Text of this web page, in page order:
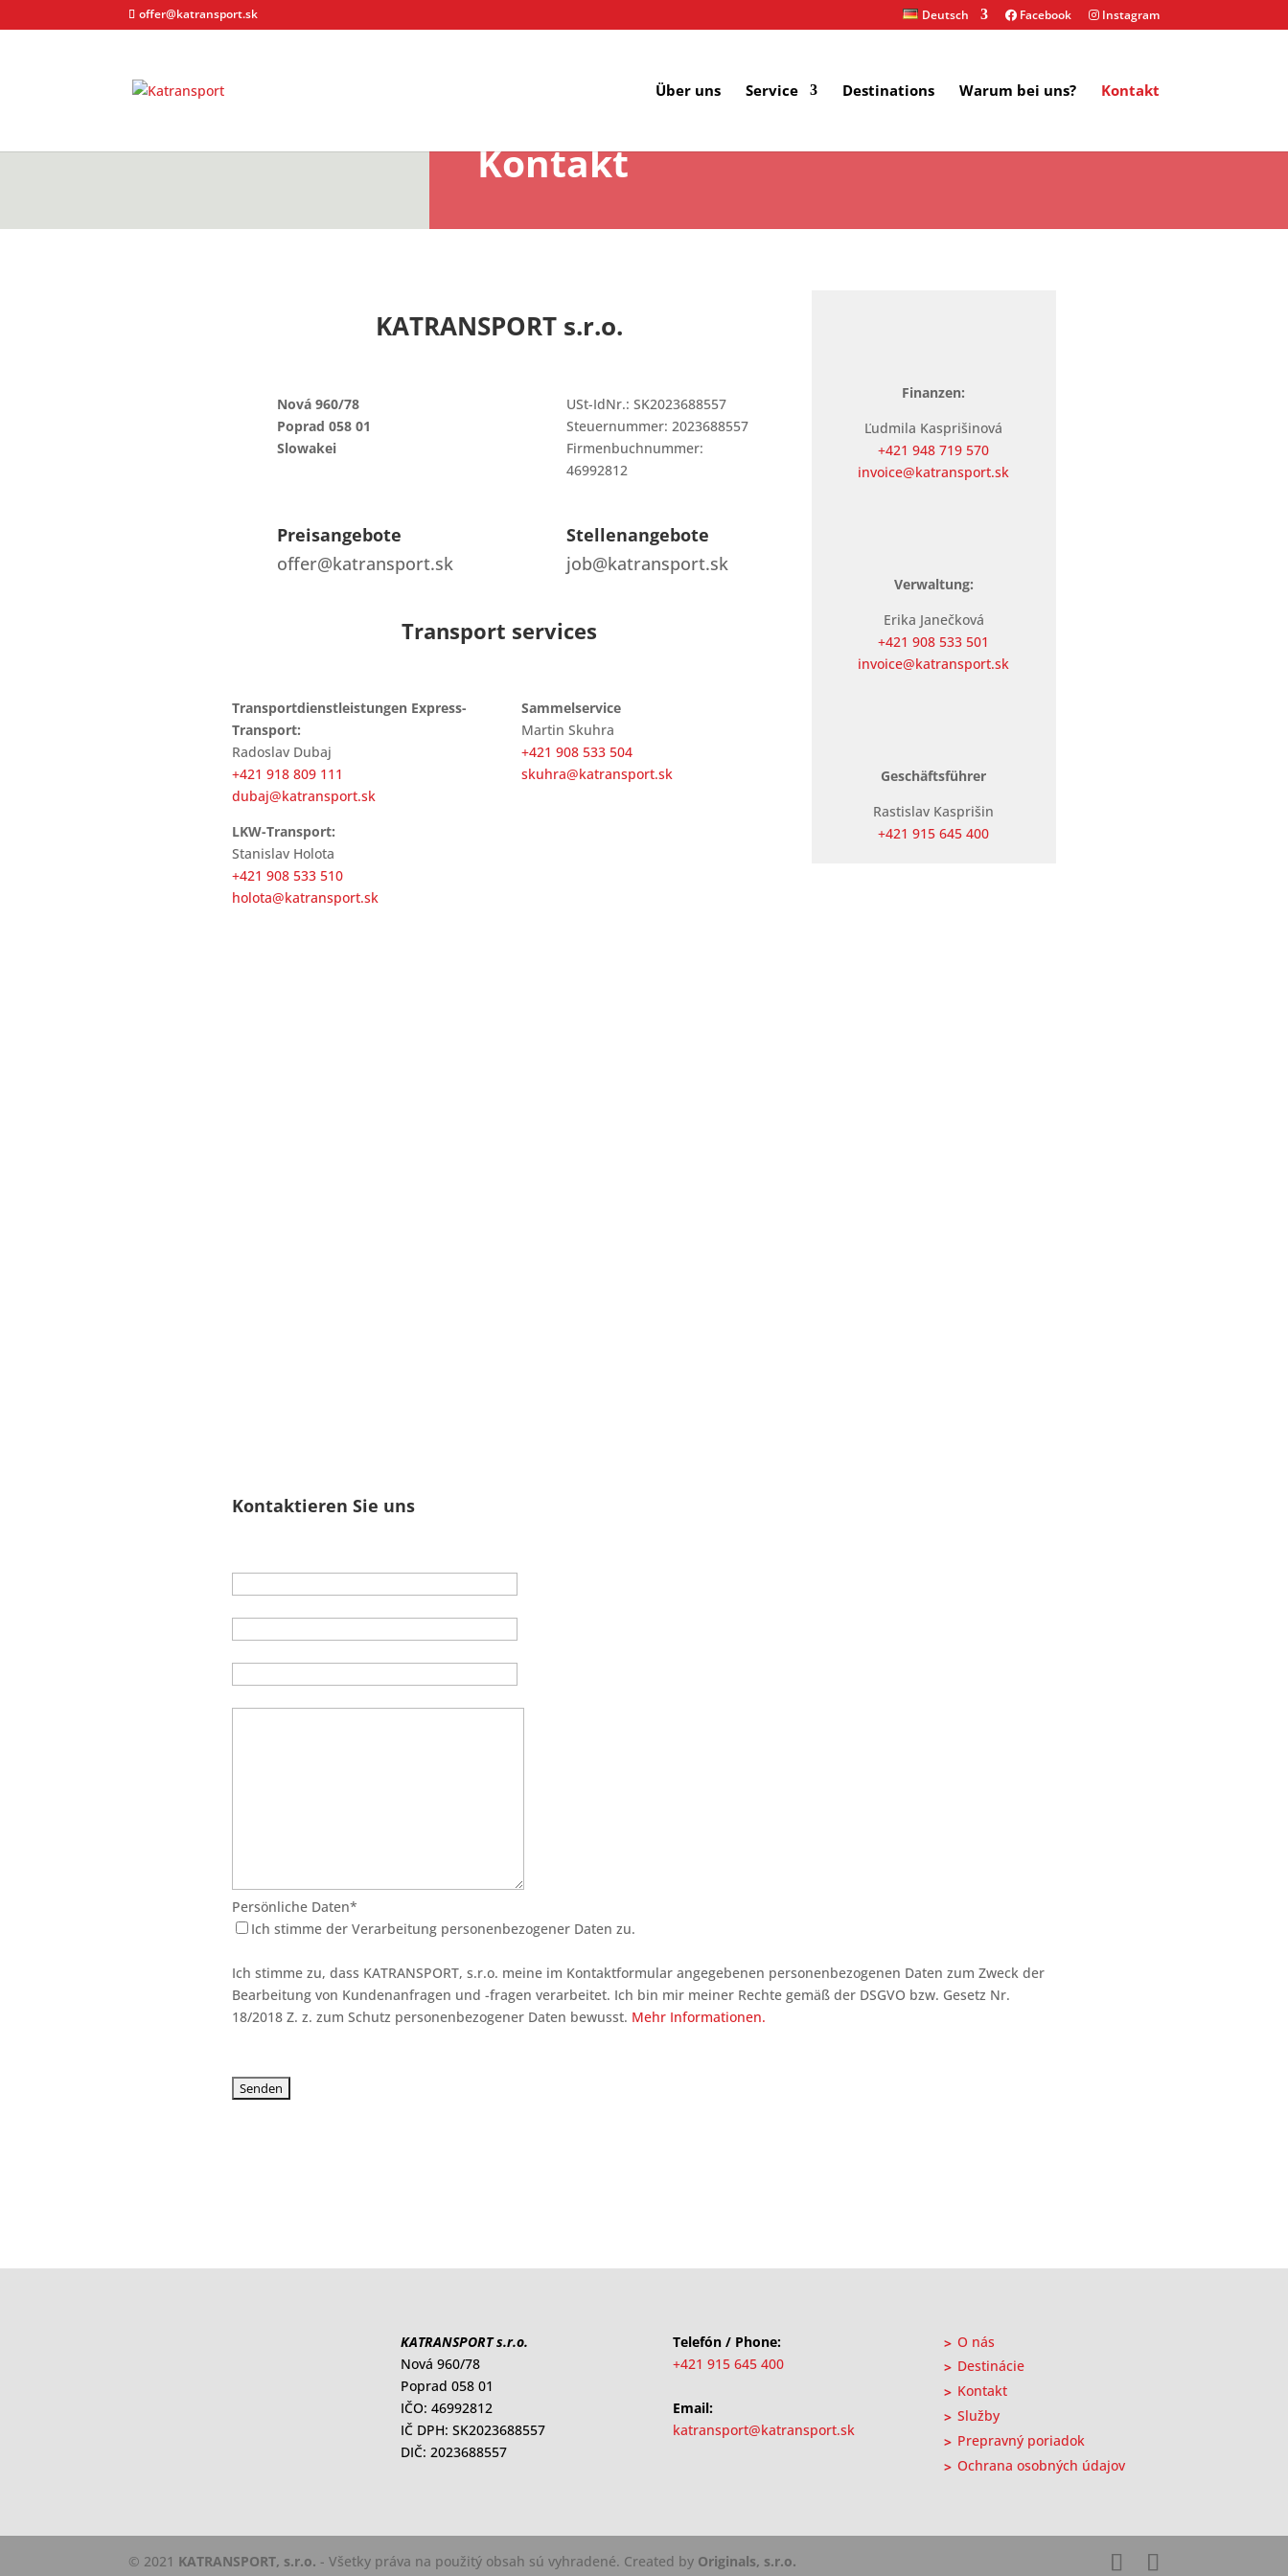
offer@katransport.sk Deutsch Facebook Instagram
Über uns Service Destinations Warum bei uns? Kontakt
Kontakt
KATRANSPORT s.r.o.
Nová 960/78
Poprad 058 01
Slowakei
USt-IdNr.: SK2023688557
Steuernummer: 2023688557
Firmenbuchnummer:
46992812
Preisangebote
offer@katransport.sk
Stellenangebote
job@katransport.sk
Transport services
Transportdienstleistungen Express-
Transport:
Radoslav Dubaj
+421 918 809 111
dubaj@katransport.sk
LKW-Transport:
Stanislav Holota
+421 908 533 510
holota@katransport.sk
Sammelservice
Martin Skuhra
+421 908 533 504
skuhra@katransport.sk
Finanzen:
Ľudmila Kasprišinová
+421 948 719 570
invoice@katransport.sk
Verwaltung:
Erika Janečková
+421 908 533 501
invoice@katransport.sk
Geschäftsführer
Rastislav Kasprišin
+421 915 645 400
Kontaktieren Sie uns
Persönliche Daten*
Ich stimme der Verarbeitung personenbezogener Daten zu.
Ich stimme zu, dass KATRANSPORT, s.r.o. meine im Kontaktformular angegebenen personenbezogenen Daten zum Zweck der
Bearbeitung von Kundenanfragen und -fragen verarbeitet. Ich bin mir meiner Rechte gemäß der DSGVO bzw. Gesetz Nr.
18/2018 Z. z. zum Schutz personenbezogener Daten bewusst. Mehr Informationen.
KATRANSPORT s.r.o.
Nová 960/78
Poprad 058 01
IČO: 46992812
IČ DPH: SK2023688557
DIČ: 2023688557
Telefón / Phone:
+421 915 645 400
Email:
katransport@katransport.sk
O nás
Destinácie
Kontakt
Služby
Prepravný poriadok
Ochrana osobných údajov
© 2021 KATRANSPORT, s.r.o. - Všetky práva na použitý obsah sú vyhradené. Created by Originals, s.r.o.